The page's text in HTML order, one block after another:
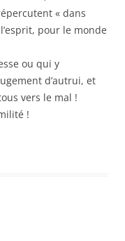
« dans
pour le monde
ou qui y
d’autrui, et
vers le mal !
!